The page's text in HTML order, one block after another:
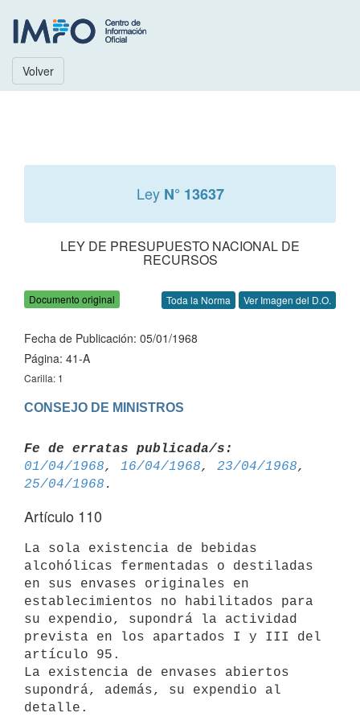
Volver
Ley N° 13637
LEY DE PRESUPUESTO NACIONAL DE
RECURSOS
Documento original Toda la Norma Ver Imagen del D.O.
Fecha de Publicación: 05/01/1968
Página: 41-A
Carilla: 1
CONSEJO DE MINISTROS
Fe de erratas publicada/s:
01/04/1968, 16/04/1968, 23/04/1968
25/04/1968
Artículo 110
La sola existencia de bebidas
alcohólicas fermentadas o destiladas
en sus envases originales en
establecimientos no habilitados para
su expendio, supondrá la actividad
prevista en los apartados I y III del
artículo 95.
La existencia de envases abiertos
supondrá, además, su expendio al